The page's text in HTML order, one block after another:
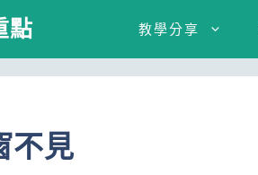
點 教學分享
不見